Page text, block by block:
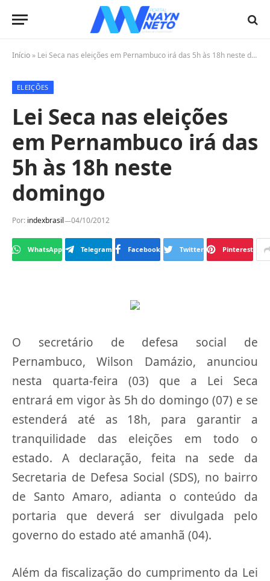
Início » Lei Seca nas eleições em Pernambuco irá das 5h às 18h neste domingo
ELEIÇÕES
Lei Seca nas eleições
em Pernambuco irá das
5h às 18h neste
domingo
Por: indexbrasil 04/10/2012
WhatsApp Telegram Facebook Twitter Pinterest
O secretário de defesa social de
Pernambuco, Wilson Damázio, anunciou
nesta quarta-feira (03) que a Lei Seca
entrará em vigor às 5h do domingo (07) e se
estenderá até as 18h, para garantir a
tranquilidade das eleições em todo o
estado. A declaração, feita na sede da
Secretaria de Defesa Social (SDS), no bairro
de Santo Amaro, adianta o conteúdo da
portaria que deverá ser divulgada pelo
governo do estado até amanhã (04).
Além da fiscalização do cumprimento da Lei